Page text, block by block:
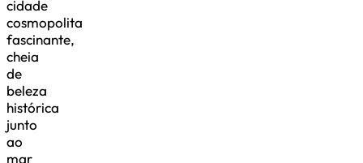
cidade
cosmopolita
fascinante,
cheia
de
beleza
histórica
junto
ao
mar